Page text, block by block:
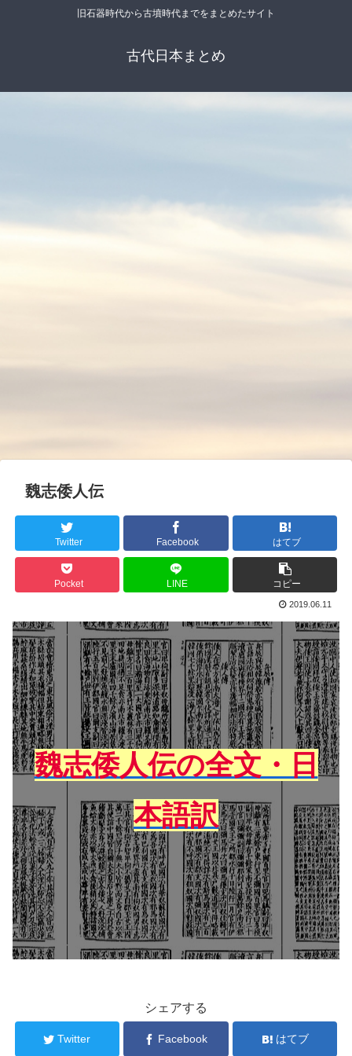
旧石器時代から古墳時代までをまとめたサイト
古代日本まとめ
魏志倭人伝
Twitter Facebook はてブ
Pocket LINE コピー
2019.06.11
魏志倭人伝の全文・日
本語訳
シェアする
Twitter Facebook はてブ